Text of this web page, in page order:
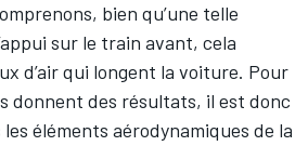
bien qu’une telle
sur le train avant, cela
d’air qui longent la voiture. Pour
donnent des résultats, il est donc
éléments aérodynamiques de la